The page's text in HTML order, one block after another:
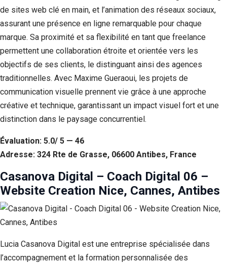
de sites web clé en main, et l’animation des réseaux sociaux,
assurant une présence en ligne remarquable pour chaque
marque. Sa proximité et sa flexibilité en tant que freelance
permettent une collaboration étroite et orientée vers les
objectifs de ses clients, le distinguant ainsi des agences
traditionnelles. Avec Maxime Gueraoui, les projets de
communication visuelle prennent vie grâce à une approche
créative et technique, garantissant un impact visuel fort et une
distinction dans le paysage concurrentiel.
Évaluation: 5.0/ 5 — 46
Adresse: 324 Rte de Grasse, 06600 Antibes, France
Casanova Digital – Coach Digital 06 –
Website Creation Nice, Cannes, Antibes
Lucia Casanova Digital est une entreprise spécialisée dans
l’accompagnement et la formation personnalisée des